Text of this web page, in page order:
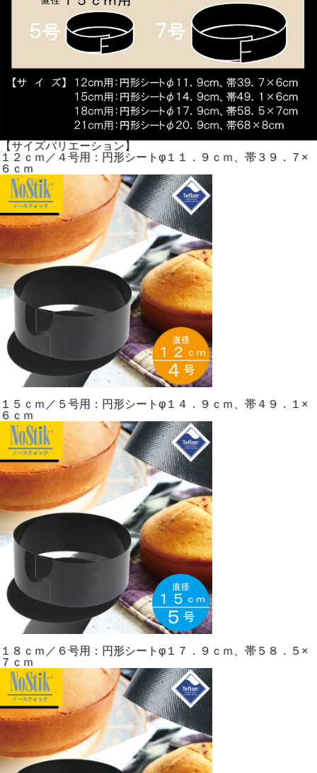
【サイズバリエーション】
１２ｃｍ／４号用：円形シートφ１１．９ｃｍ、帯３９．７×
６ｃｍ
１５ｃｍ／５号用：円形シートφ１４．９ｃｍ、帯４９．１×
６ｃｍ
１８ｃｍ／６号用：円形シートφ１７．９ｃｍ、帯５８．５×
７ｃｍ